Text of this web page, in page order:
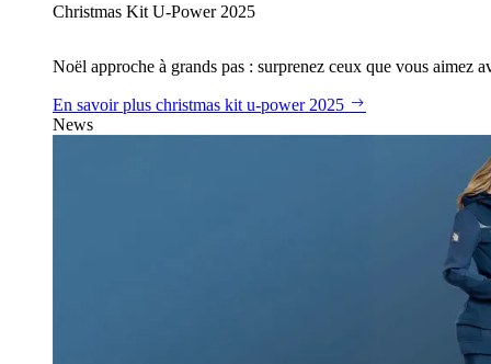
Christmas Kit U‑Power 2025
Noël approche à grands pas : surprenez ceux que vous aimez
En savoir plus christmas kit u‑power 2025
News